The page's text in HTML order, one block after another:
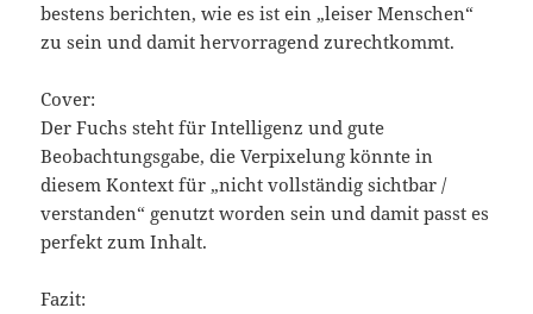
bestens berichten, wie es ist ein „leiser Menschen“
zu sein und damit hervorragend zurechtkommt.
Cover:
Der Fuchs steht für Intelligenz und gute
Beobachtungsgabe, die Verpixelung könnte in
diesem Kontext für „nicht vollständig sichtbar /
verstanden“ genutzt worden sein und damit passt es
perfekt zum Inhalt.
Fazit: